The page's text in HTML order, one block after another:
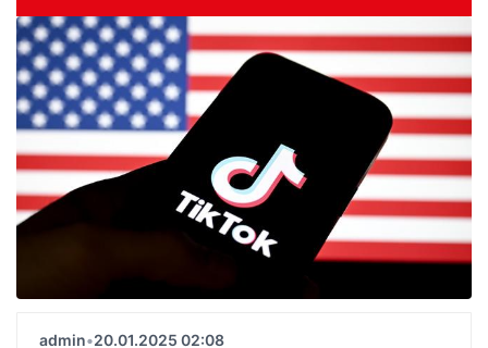
admin•20.01.2025 02:08